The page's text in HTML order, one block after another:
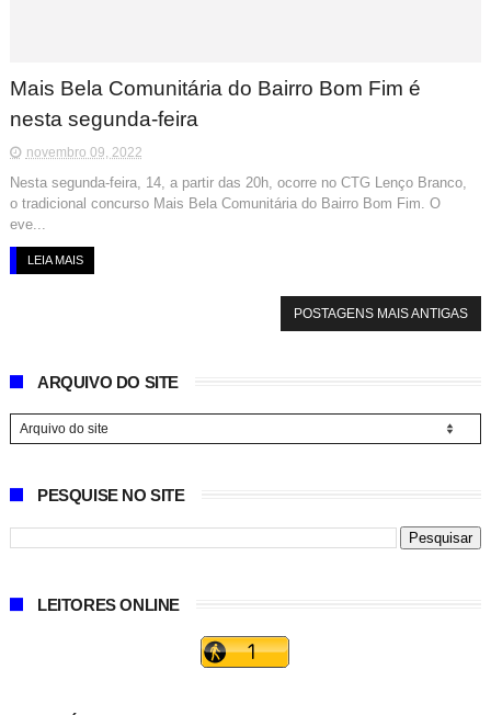
Mais Bela Comunitária do Bairro Bom Fim é
nesta segunda-feira
novembro 09, 2022
Nesta segunda-feira, 14, a partir das 20h, ocorre no CTG Lenço Branco,
o tradicional concurso Mais Bela Comunitária do Bairro Bom Fim. O
eve...
LEIA MAIS
POSTAGENS MAIS ANTIGAS
ARQUIVO DO SITE
PESQUISE NO SITE
LEITORES ONLINE